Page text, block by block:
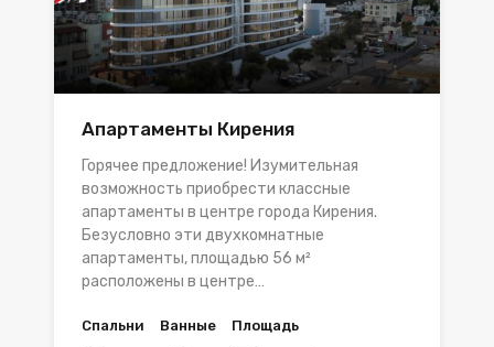
Апартаменты Кирения
Горячее предложение! Изумительная
возможность приобрести классные
апартаменты в центре города Кирения.
Безусловно эти двухкомнатные
апартаменты, площадью 56 м²
расположены в центре…
Спальни Ванные Площадь